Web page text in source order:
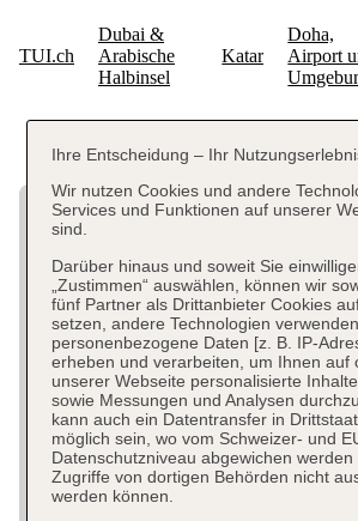
Ihre Entscheidung – Ihr
Wir nutzen Cookies und andere
Services und Funktionen auf unserer
sind.
Darüber hinaus und soweit Sie
„Zustimmen“ auswählen, können wir
fünf Partner als Drittanbieter Cookies
setzen, andere Technologien
personenbezogene Daten [z. B. IP-
erheben und verarbeiten, um Ihnen auf
unserer Webseite personalisierte
sowie Messungen und Analysen
kann auch ein Datentransfer in
möglich sein, wo vom Schweizer- und
Datenschutzniveau abgewichen werden
Zugriffe von dortigen Behörden nicht
werden können.